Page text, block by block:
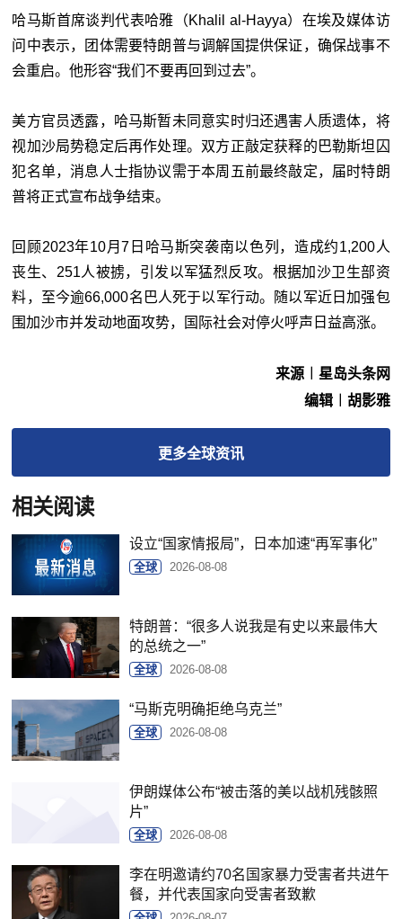
哈马斯首席谈判代表哈雅（Khalil al-Hayya）在埃及媒体访
问中表示，团体需要特朗普与调解国提供保证，确保战事不
会重启。他形容“我们不要再回到过去”。
美方官员透露，哈马斯暂未同意实时归还遇害人质遗体，将
视加沙局势稳定后再作处理。双方正敲定获释的巴勒斯坦囚
犯名单，消息人士指协议需于本周五前最终敲定，届时特朗
普将正式宣布战争结束。
回顾2023年10月7日哈马斯突袭南以色列，造成约1,200人
丧生、251人被掳，引发以军猛烈反攻。根据加沙卫生部资
料，至今逾66,000名巴人死于以军行动。随以军近日加强包
围加沙市并发动地面攻势，国际社会对停火呼声日益高涨。
来源︱星岛头条网
编辑︱胡影雅
更多全球资讯
相关阅读
设立“国家情报局”，日本加速“再军事化”
全球 2026-08-08
特朗普：“很多人说我是有史以来最伟大
的总统之一”
全球 2026-08-08
“马斯克明确拒绝乌克兰”
全球 2026-08-08
伊朗媒体公布“被击落的美以战机残骸照
片”
全球 2026-08-08
李在明邀请约70名国家暴力受害者共进午
餐，并代表国家向受害者致歉